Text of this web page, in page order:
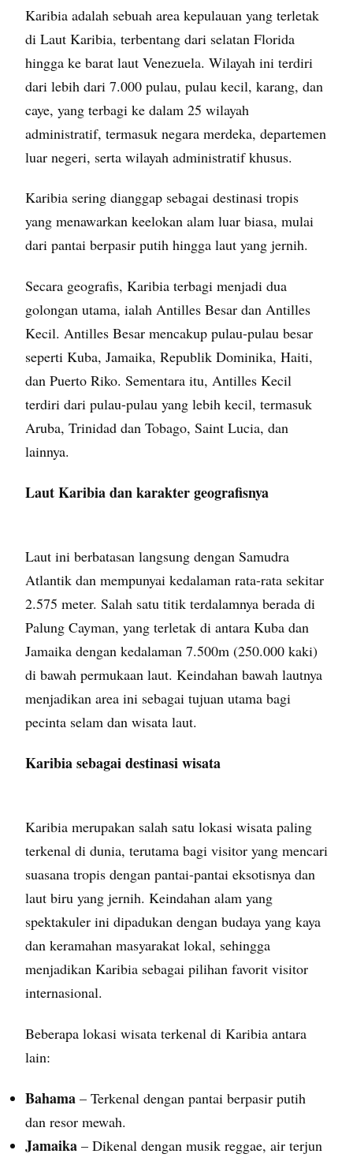
Karibia adalah sebuah area kepulauan yang terletak
di Laut Karibia, terbentang dari selatan Florida
hingga ke barat laut Venezuela. Wilayah ini terdiri
dari lebih dari 7.000 pulau, pulau kecil, karang, dan
caye, yang terbagi ke dalam 25 wilayah
administratif, termasuk negara merdeka, departemen
luar negeri, serta wilayah administratif khusus.
Karibia sering dianggap sebagai destinasi tropis
yang menawarkan keelokan alam luar biasa, mulai
dari pantai berpasir putih hingga laut yang jernih.
Secara geografis, Karibia terbagi menjadi dua
golongan utama, ialah Antilles Besar dan Antilles
Kecil. Antilles Besar mencakup pulau-pulau besar
seperti Kuba, Jamaika, Republik Dominika, Haiti,
dan Puerto Riko. Sementara itu, Antilles Kecil
terdiri dari pulau-pulau yang lebih kecil, termasuk
Aruba, Trinidad dan Tobago, Saint Lucia, dan
lainnya.
Laut Karibia dan karakter geografisnya
Laut ini berbatasan langsung dengan Samudra
Atlantik dan mempunyai kedalaman rata-rata sekitar
2.575 meter. Salah satu titik terdalamnya berada di
Palung Cayman, yang terletak di antara Kuba dan
Jamaika dengan kedalaman 7.500m (250.000 kaki)
di bawah permukaan laut. Keindahan bawah lautnya
menjadikan area ini sebagai tujuan utama bagi
pecinta selam dan wisata laut.
Karibia sebagai destinasi wisata
Karibia merupakan salah satu lokasi wisata paling
terkenal di dunia, terutama bagi visitor yang mencari
suasana tropis dengan pantai-pantai eksotisnya dan
laut biru yang jernih. Keindahan alam yang
spektakuler ini dipadukan dengan budaya yang kaya
dan keramahan masyarakat lokal, sehingga
menjadikan Karibia sebagai pilihan favorit visitor
internasional.
Beberapa lokasi wisata terkenal di Karibia antara
lain:
Bahama – Terkenal dengan pantai berpasir putih
dan resor mewah.
Jamaika – Dikenal dengan musik reggae, air terjun